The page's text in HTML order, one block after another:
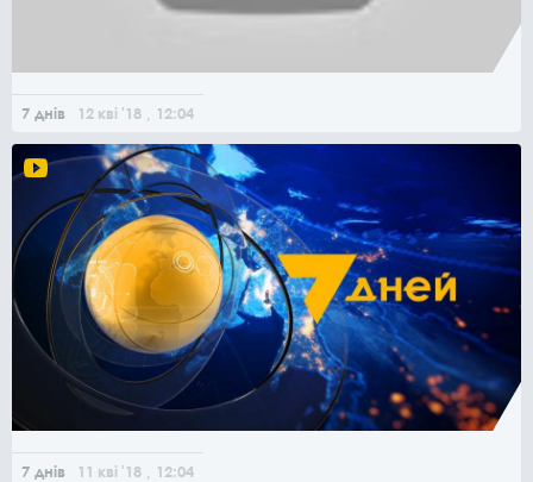
7 днів 12 кві '18 , 12:04
7 днів 11 кві '18 , 12:04